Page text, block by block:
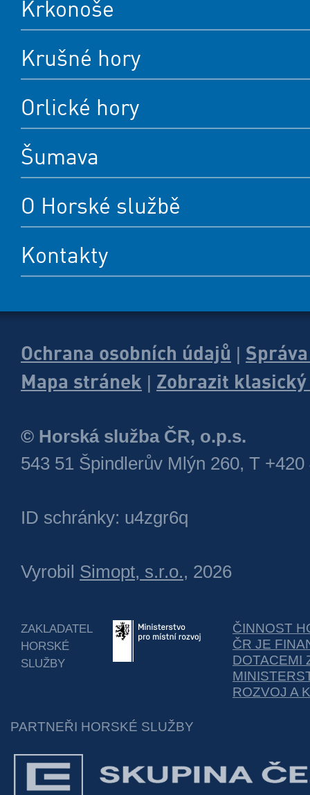
Krkonoše
Krušné hory
Orlické hory
Šumava
O Horské službě
Kontakty
Ochrana osobních údajů
Mapa stránek
Zobrazit
© Horská služba ČR, o.p.s.
543 51 Špindlerův Mlýn 260, T +420
ID schránky: u4zgr6q
Vyrobil Simopt, s.r.o., 2026
ZAKLADATEL
HORSKÉ
SLUŽBY
ČINNOST
ČR JE
DOTACEMI
ROZVOJ A
PARTNEŘI HORSKÉ SLUŽBY